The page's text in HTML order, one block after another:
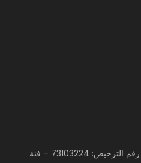
وكالة نخبة العالم للسفر والسياحة – رقم الترخيص: 73103224 – فئة